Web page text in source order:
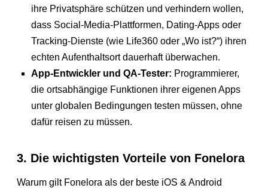
ihre Privatsphäre schützen und verhindern wollen,
dass Social-Media-Plattformen, Dating-Apps oder
Tracking-Dienste (wie Life360 oder „Wo ist?“) ihren
echten Aufenthaltsort dauerhaft überwachen.
App-Entwickler und QA-Tester: Programmierer,
die ortsabhängige Funktionen ihrer eigenen Apps
unter globalen Bedingungen testen müssen, ohne
dafür reisen zu müssen.
3. Die wichtigsten Vorteile von Fonelora
Warum gilt Fonelora als der beste iOS & Android